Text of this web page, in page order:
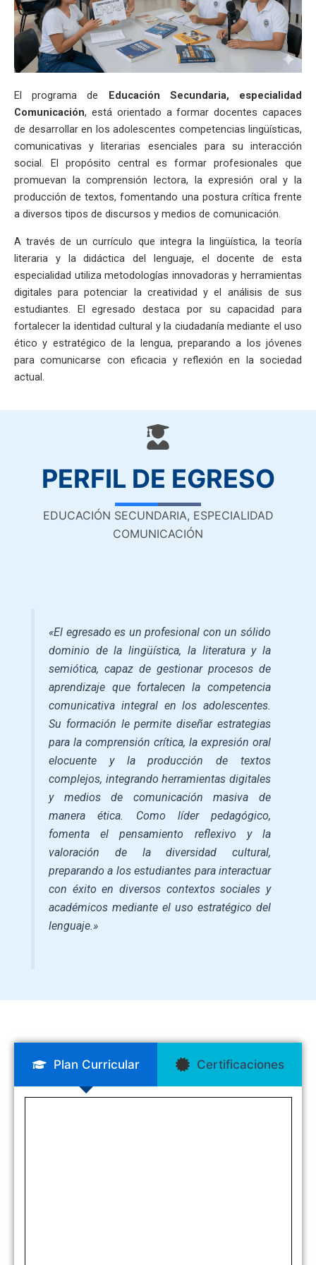
El programa de Educación Secundaria, especialidad
Comunicación, está orientado a formar docentes capaces
de desarrollar en los adolescentes competencias lingüísticas,
comunicativas y literarias esenciales para su interacción
social. El propósito central es formar profesionales que
promuevan la comprensión lectora, la expresión oral y la
producción de textos, fomentando una postura crítica frente
a diversos tipos de discursos y medios de comunicación.
A través de un currículo que integra la lingüística, la teoría
literaria y la didáctica del lenguaje, el docente de esta
especialidad utiliza metodologías innovadoras y herramientas
digitales para potenciar la creatividad y el análisis de sus
estudiantes. El egresado destaca por su capacidad para
fortalecer la identidad cultural y la ciudadanía mediante el uso
ético y estratégico de la lengua, preparando a los jóvenes
para comunicarse con eficacia y reflexión en la sociedad
actual.
PERFIL DE EGRESO
EDUCACIÓN SECUNDARIA, ESPECIALIDAD
COMUNICACIÓN
«El egresado es un profesional con un sólido
dominio de la lingüística, la literatura y la
semiótica, capaz de gestionar procesos de
aprendizaje que fortalecen la competencia
comunicativa integral en los adolescentes.
Su formación le permite diseñar estrategias
para la comprensión crítica, la expresión oral
elocuente y la producción de textos
complejos, integrando herramientas digitales
y medios de comunicación masiva de
manera ética. Como líder pedagógico,
fomenta el pensamiento reflexivo y la
valoración de la diversidad cultural,
preparando a los estudiantes para interactuar
con éxito en diversos contextos sociales y
académicos mediante el uso estratégico del
lenguaje.»
Plan Curricular Certificaciones